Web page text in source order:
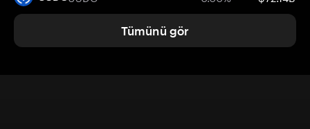
Tümünü gör